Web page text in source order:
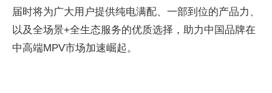
届时将为广大用户提供纯电满配、一部到位的产品力、
以及全场景+全生态服务的优质选择，助力中国品牌在
中高端MPV市场加速崛起。